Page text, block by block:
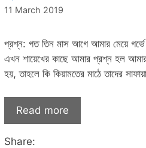
11 March 2019
প্রশ্ন: গত তিন মাস আগে আমার মেয়ে গর্ভে
এখন শায়েখের কাছে আমার প্রশ্ন হল
হয়, তাহলে কি কিয়ামতের মাঠে তাদের
Read more
Share: